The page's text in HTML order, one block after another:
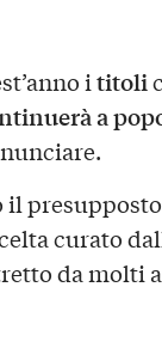
ititoli
a
curato
da molti